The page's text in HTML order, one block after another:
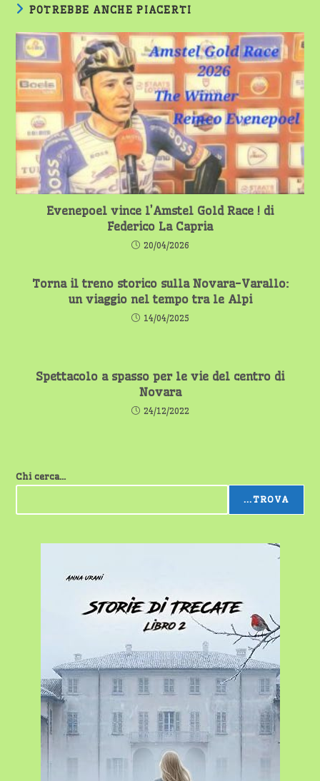
POTREBBE ANCHE PIACERTI
Evenepoel vince l’Amstel Gold Race ! di
Federico La Capria
20/04/2026
Torna il treno storico sulla Novara-Varallo:
un viaggio nel tempo tra le Alpi
14/04/2025
Spettacolo a spasso per le vie del centro di
Novara
24/12/2022
Chi cerca...
...TROVA